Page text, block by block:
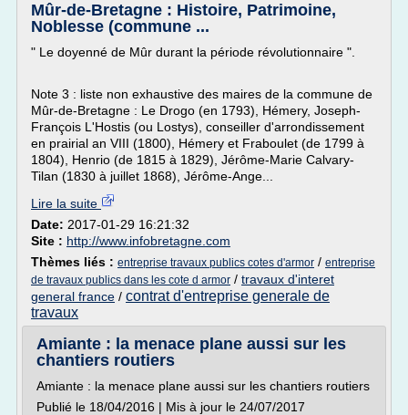
Mûr-de-Bretagne : Histoire, Patrimoine,
Noblesse (commune ...
" Le doyenné de Mûr durant la période révolutionnaire ".
Note 3 : liste non exhaustive des maires de la commune de
Mûr-de-Bretagne : Le Drogo (en 1793), Hémery, Joseph-
François L'Hostis (ou Lostys), conseiller d'arrondissement
en prairial an VIII (1800), Hémery et Fraboulet (de 1799 à
1804), Henrio (de 1815 à 1829), Jérôme-Marie Calvary-
Tilan (1830 à juillet 1868), Jérôme-Ange...
Lire la suite
Date: 2017-01-29 16:21:32
Site : http://www.infobretagne.com
Thèmes liés : entreprise travaux publics cotes d'armor / entreprise
de travaux publics dans les cote d armor / travaux d'interet
general france / contrat d'entreprise generale de
travaux
Amiante : la menace plane aussi sur les
chantiers routiers
Amiante : la menace plane aussi sur les chantiers routiers
Publié le 18/04/2016 | Mis à jour le 24/07/2017